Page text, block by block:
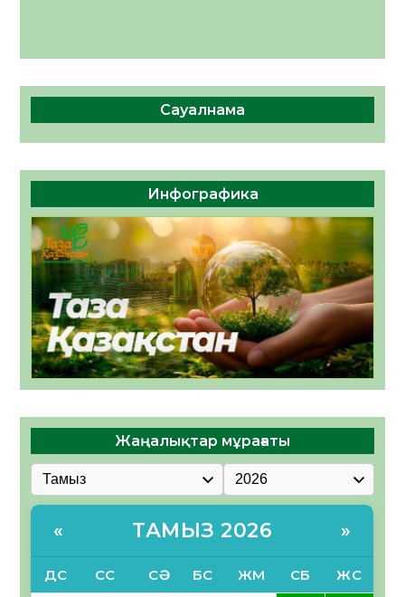
Сауалнама
Инфографика
Жаңалықтар мұрағаты
« ТАМЫЗ 2026 »
ДС СС СӘ БС ЖМ СБ ЖС